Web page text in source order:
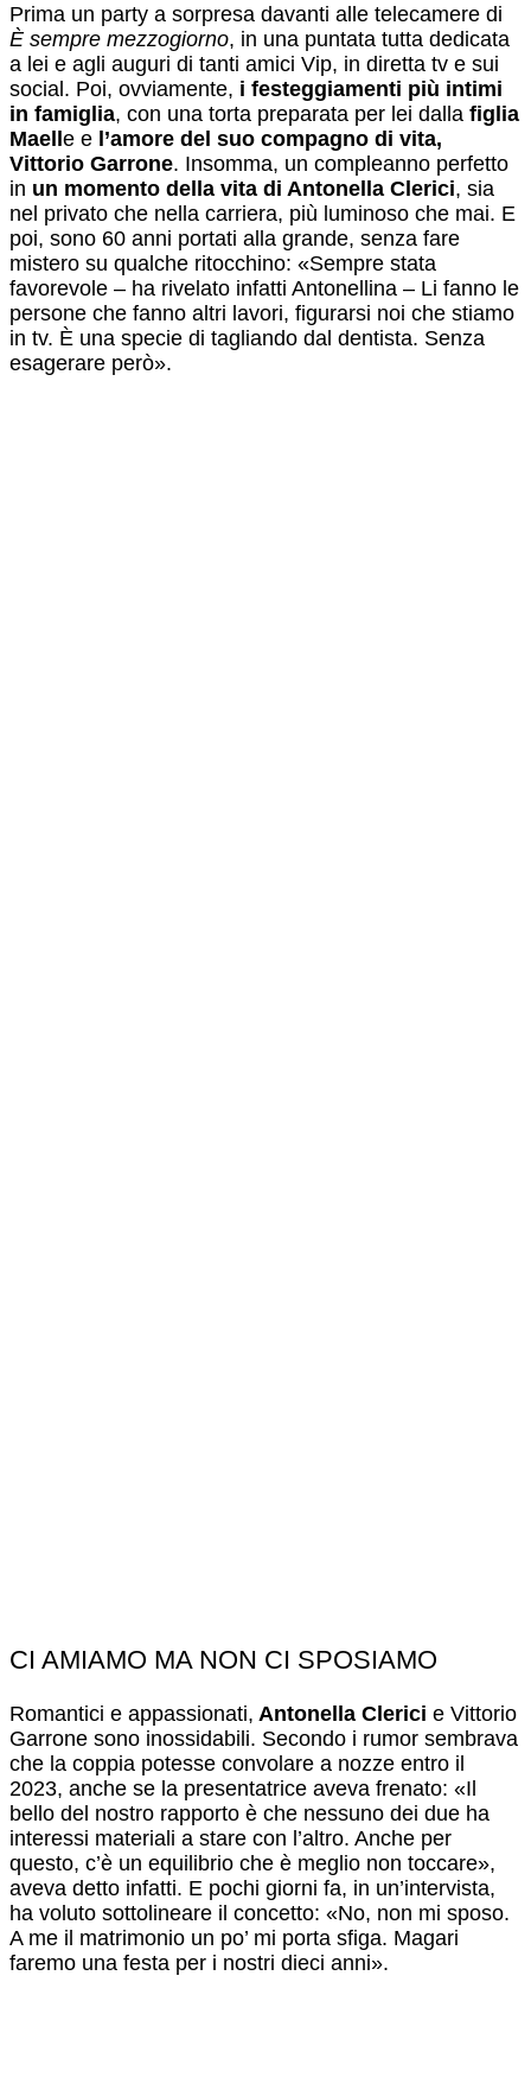
Prima un party a sorpresa davanti alle telecamere di
È sempre mezzogiorno, in una puntata tutta dedicata
a lei e agli auguri di tanti amici Vip, in diretta tv e sui
social. Poi, ovviamente, i festeggiamenti più intimi
in famiglia, con una torta preparata per lei dalla figlia
Maelle e l’amore del suo compagno di vita,
Vittorio Garrone. Insomma, un compleanno perfetto
in un momento della vita di Antonella Clerici, sia
nel privato che nella carriera, più luminoso che mai. E
poi, sono 60 anni portati alla grande, senza fare
mistero su qualche ritocchino: «Sempre stata
favorevole – ha rivelato infatti Antonellina – Li fanno le
persone che fanno altri lavori, figurarsi noi che stiamo
in tv. È una specie di tagliando dal dentista. Senza
esagerare però».
CI AMIAMO MA NON CI SPOSIAMO
Romantici e appassionati, Antonella Clerici e Vittorio
Garrone sono inossidabili. Secondo i rumor sembrava
che la coppia potesse convolare a nozze entro il
2023, anche se la presentatrice aveva frenato: «Il
bello del nostro rapporto è che nessuno dei due ha
interessi materiali a stare con l’altro. Anche per
questo, c’è un equilibrio che è meglio non toccare»,
aveva detto infatti. E pochi giorni fa, in un’intervista,
ha voluto sottolineare il concetto: «No, non mi sposo.
A me il matrimonio un po’ mi porta sfiga. Magari
faremo una festa per i nostri dieci anni».